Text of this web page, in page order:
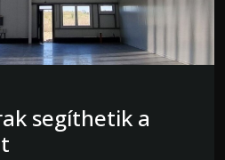
segíthetik a